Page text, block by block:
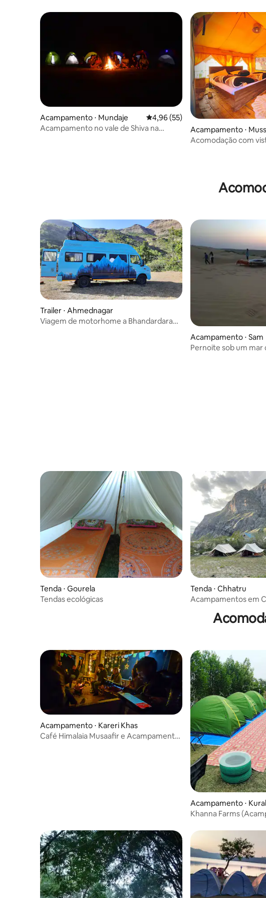
Acampamento ⋅ Mundaje 4,96 de uma avaliação média de 5,
4,96 (55)
Acampamento no vale de Shiva na
Acampamento ⋅
Acomodação com
Trailer ⋅ Ahmednagar
Viagem de motorhome a Bhandardara
Acampamento ⋅ Sam
Pernoite sob um mar
Tenda ⋅ Gourela
Tendas ecológicas
Tenda ⋅ Chhatru
Acampamentos em
Acampamento ⋅ Kareri Khas
Café Himalaia Musaafir e Acampamento
Acampamento ⋅
Khanna Farms